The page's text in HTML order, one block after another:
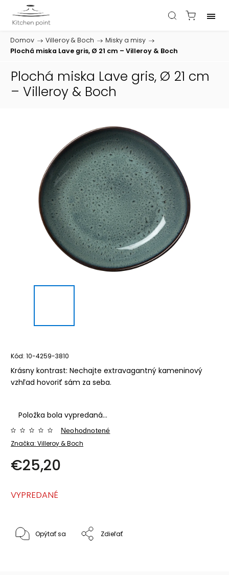
Domov / Villeroy & Boch / Misky a misy /
Plochá miska Lave gris, Ø 21 cm – Villeroy & Boch
Plochá miska Lave gris, Ø 21 cm
– Villeroy & Boch
Kód: 10-4259-3810
Krásny kontrast: Nechajte extravagantný kameninový
vzhľad hovoriť sám za seba.
Položka bola vypredaná…
Značka: Villeroy & Boch
Neohodnotené
€25,20
VYPREDANÉ
Opýtať sa Zdieľať